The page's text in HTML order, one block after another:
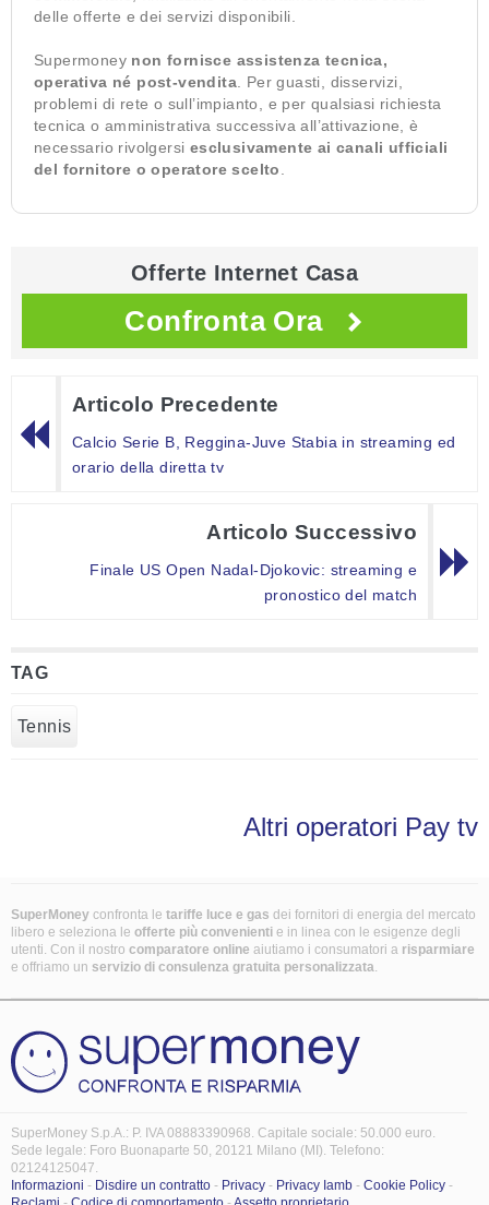
delle offerte e dei servizi disponibili.
Supermoney non fornisce assistenza tecnica,
operativa né post-vendita . Per guasti, disservizi,
problemi di rete o sull’impianto, e per qualsiasi richiesta
tecnica o amministrativa successiva all’attivazione, è
necessario rivolgersi esclusivamente ai canali ufficiali
del fornitore o operatore scelto
Offerte Internet Casa
Confronta Ora
Articolo Precedente
Calcio Serie B, Reggina-Juve Stabia in streaming ed
orario della diretta tv
Articolo Successivo
Finale US Open Nadal-Djokovic: streaming e
pronostico del match
TAG
Tennis
Altri operatori Pay tv
SuperMoney confronta le tariffe luce e gas dei fornitori di energia del mercato
libero e seleziona le offerte più convenienti e in linea con le esigenze degli
utenti. Con il nostro comparatore online aiutiamo i consumatori a risparmiare
e offriamo un servizio di consulenza gratuita personalizzata.
SuperMoney S.p.A.: P. IVA 08883390968. Capitale sociale: 50.000 euro.
Sede legale: Foro Buonaparte 50, 20121 Milano (MI). Telefono:
02124125047.
Informazioni - Disdire un contratto - Privacy - Privacy Iamb - Cookie Policy -